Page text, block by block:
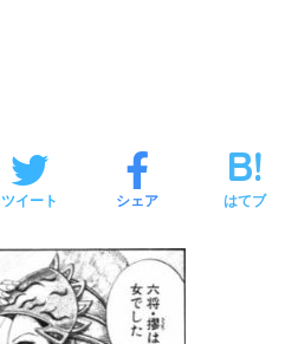
ツイート シェア はてブ